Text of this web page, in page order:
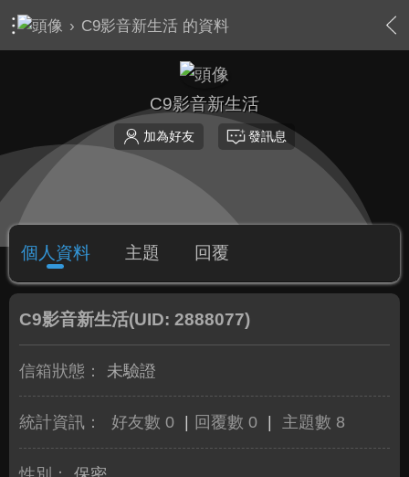
› C9影音新生活 的資料
C9影音新生活
加為好友 發訊息
個人資料 主題 回覆
C9影音新生活(UID: 2888077)
信箱狀態： 未驗證
統計資訊： 好友數 0 回覆數 0 主題數 8